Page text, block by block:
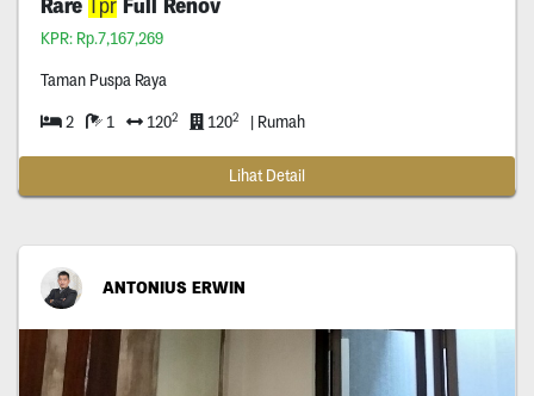
Rare TprFull Renov
KPR: Rp.7,167,269
Taman Puspa Raya
2 1 1202 1202 | Rumah
Lihat Detail
ANTONIUS ERWIN